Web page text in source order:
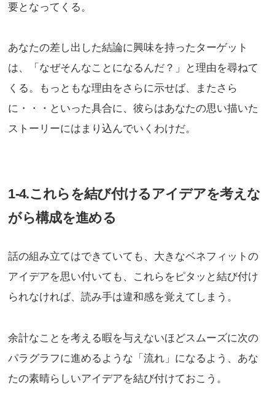
要となってくる。
あなたの差し出した結論に興味を持ったターゲット
は、「なぜそんなことになるんだ？」と理由を尋ねて
くる。もっともな理由をさらに示せば、またさら
に・・・といった具合に、彼らはあなたの思い描いた
ストーリーにはまり込んでいくわけだ。
1-4.これらを結び付けるアイデアを考えな
がら構成を進める
話の組み立てはできていても、大きなベネフィットの
アイデアを思い付いても、これらをピタッと結び付け
られなければ、読み手は違和感を覚えてしまう。
余計なことを考える暇を与えないほどスムーズに次の
パラグラフに進めるような「流れ」になるよう、あな
たの素晴らしいアイデアを結び付けておこう。